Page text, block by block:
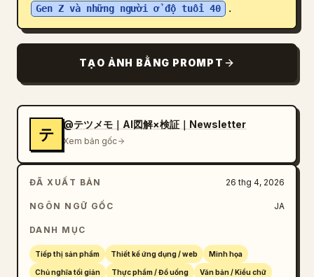
Gen Z và những người ở độ tuổi 40
.
TẠO ẢNH BẰNG PROMPT
テ
@テツメモ｜AI図解×検証｜Newsletter
Xem bản gốc
ĐÃ XUẤT BẢN 26 thg 4, 2026
NGÔN NGỮ GỐC JA
DANH MỤC
Tiếp thị sản phẩm Thiết kế ứng dụng / web Minh họa
Chủ nghĩa tối giản Thực phẩm / Đồ uống Văn bản / Kiểu chữ